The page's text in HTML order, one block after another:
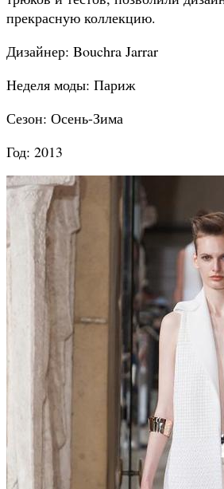
прекрасную коллекцию.
Дизайнер: Bouchra Jarrar
Неделя моды: Париж
Сезон: Осень-Зима
Год: 2013